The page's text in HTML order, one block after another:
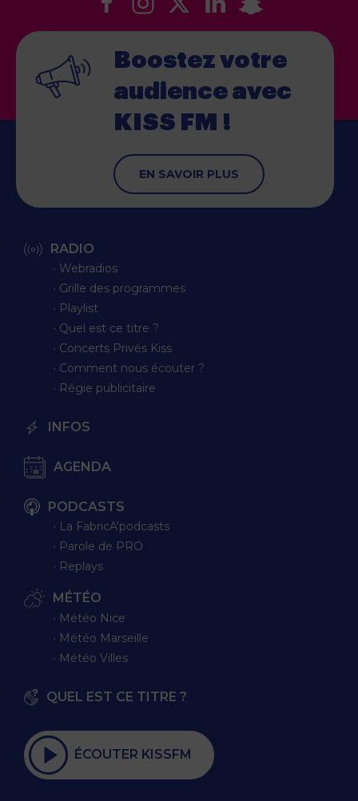
Boostez votre
audience avec
KISS FM !
EN SAVOIR PLUS
RADIO
∙ Webradios
∙ Grille des programmes
∙ Playlist
∙ Quel est ce titre ?
∙ Concerts Privés Kiss
∙ Comment nous écouter ?
∙ Régie publicitaire
INFOS
AGENDA
PODCASTS
∙ La FabricA'podcasts
∙ Parole de PRO
∙ Replays
MÉTÉO
∙ Météo Nice
∙ Météo Marseille
∙ Météo Villes
QUEL EST CE TITRE ?
ÉCOUTER KISSFM